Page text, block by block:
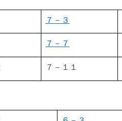
７－３
７－７
７－１１